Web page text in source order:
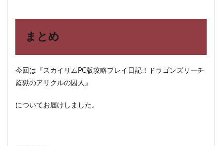
まとめ
今回は『スカイリムPC版攻略プレイ日記！ドラゴンズリーチ
監獄のアリクルの囚人』
についてお届けしました。